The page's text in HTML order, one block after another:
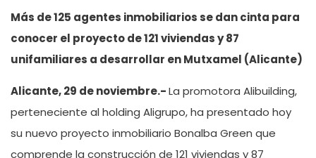
Más de 125 agentes inmobiliarios se dan cinta para
conocer el proyecto de 121 viviendas y 87
unifamiliares a desarrollar en Mutxamel (Alicante)
Alicante, 29 de noviembre.-La promotora Alibuilding,
perteneciente al holding Aligrupo, ha presentado hoy
su nuevo proyecto inmobiliario Bonalba Green que
comprende la construcción de 121 viviendas y 87